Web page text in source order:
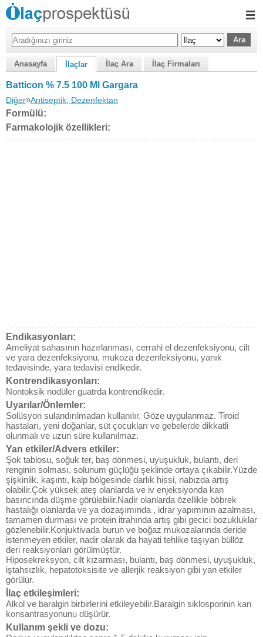
Anasayfa İlaçlar İlaç Ara İlaç Firmaları
Batticon % 7.5 100 Ml Gargara
Diğer»Antiseptik, Dezenfektan
Formülü:
Farmakolojik özellikleri:
Endikasyonları:
Ameliyat sahasının hazırlanması, cerrahi el dezenfeksiyonu, cilt
ve yara dezenfeksiyonu, mukoza dezenfeksiyonu, yanık
tedavisinde, yara tedavisi endikedir.
Kontrendikasyonları:
Nontoksik nodüler guatrda kontrendikedir.
Uyarılar/Önlemler:
Solüsyon sulandırılmadan kullanılır. Göze uygulanmaz. Tiroid
hastaları, yeni doğanlar, süt çocukları ve gebelerde dikkatli
olunmalı ve uzun süre kullanılmaz.
Yan etkiler/Advers etkiler:
Şok tablosu, soğuk ter, baş dönmesi, uyuşukluk, bulantı, deri
renginin solması, solunum güçlüğü şeklinde ortaya çıkabilir.Yüzde
şişkinlik, kaşıntı, kalp bölgesinde darlık hissi, nabızda artış
olabilir.Çok yüksek ateş olanlarda ve iv enjeksiyonda kan
basıncında düşme görülebilir.Nadir olanlarda özellikle böbrek
hastalığı olanlarda ve ya dozaşımında , idrar yapımının azalması,
tamamen durması ve protein itrahında artış gibi gecici bozukluklar
gözlenebilir.Konjuktivada burun ve boğaz mukozalarında deride
istenmeyen etkiler, nadir olarak da hayati tehlike taşıyan büllöz
deri reaksiyonları görülmüştür.
Hiposekreksyon, cilt kızarması, bulantı, baş dönmesi, uyuşukluk,
iştahsızlık, hepatotoksisite ve allerjik reaksiyon gibi yan etkiler
görülür.
İlaç etkileşimleri:
Alkol ve baralgin birbirlerini etkileyebilir.Baralgin siklosporinin kan
konsantrasyonunu düşürür.
Kullanım şekli ve dozu: